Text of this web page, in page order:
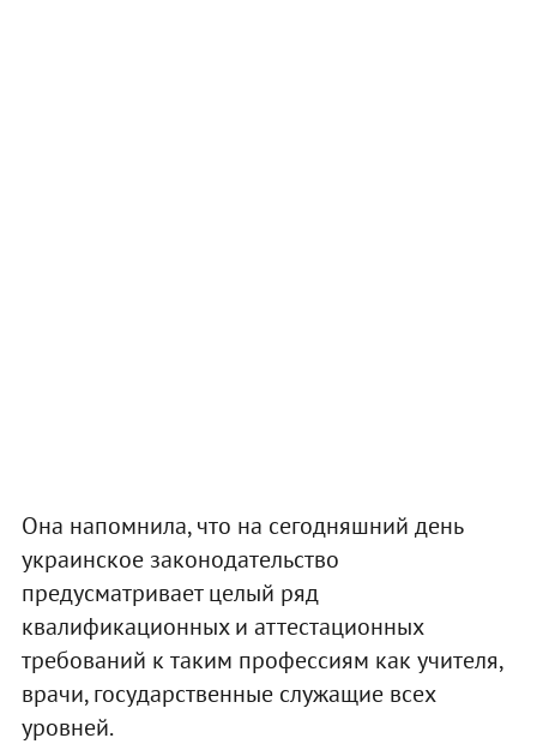
Она напомнила, что на сегодняшний день
украинское законодательство
предусматривает целый ряд
квалификационных и аттестационных
требований к таким профессиям как учителя,
врачи, государственные служащие всех
уровней.